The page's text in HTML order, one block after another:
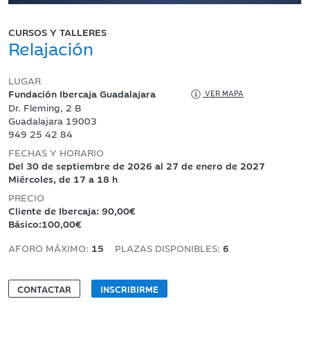
CURSOS Y TALLERES
Relajación
LUGAR
Fundación Ibercaja Guadalajara
VER MAPA
Dr. Fleming, 2 B
Guadalajara 19003
949 25 42 84
FECHAS Y HORARIO
Del 30 de septiembre de 2026 al 27 de enero de 2027
Miércoles, de 17 a 18 h
PRECIO
Cliente de Ibercaja: 90,00€
Básico:100,00€
AFORO MÁXIMO: 15 PLAZAS DISPONIBLES: 6
CONTACTAR INSCRIBIRME